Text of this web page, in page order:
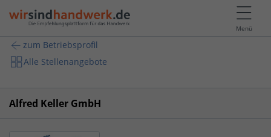
Menü
zum Betriebsprofil
Alle Stellenangebote
Alfred Keller GmbH